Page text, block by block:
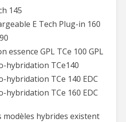
145
E Tech Plug-in 160
essence GPL TCe 100 GPL
hybridation TCe140
hybridation TCe 140 EDC
hybridation TCe 160 EDC
modèles hybrides existent